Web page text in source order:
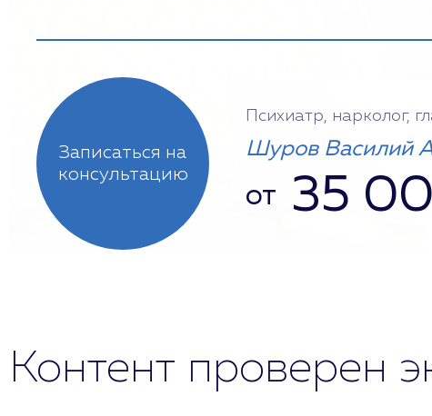
Записаться на
консультацию
Психиатр, нарколог,
Шуров Василий
от 35
Контент проверен